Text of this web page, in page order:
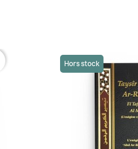
Hors stock